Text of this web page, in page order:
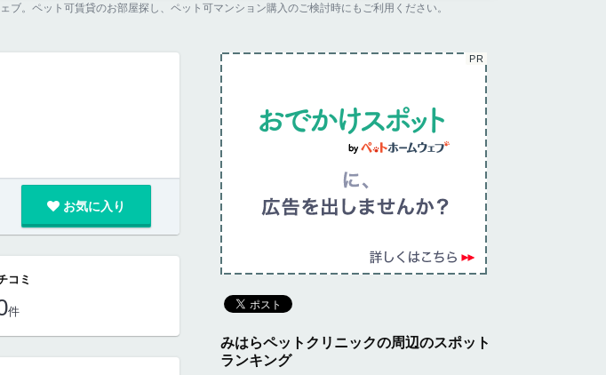
。ペット可賃貸のお部屋探し、ペット可マンション購入のご検討時にもご利用ください。
お気に入り
コミ
件
みはらペットクリニックの周辺のスポット
ランキング